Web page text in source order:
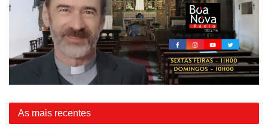
As mais recentes